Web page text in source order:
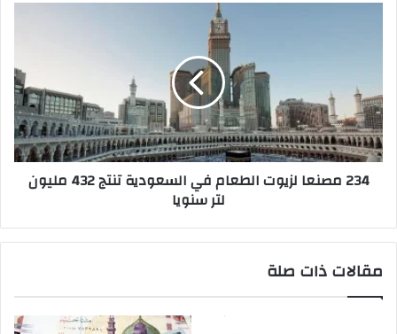
السعودية
تنتج
432
مليون
234 مصنعا لزيوت الطعام في السعودية تنتج 432 مليون
لتر سنويا
مقالات ذات صلة